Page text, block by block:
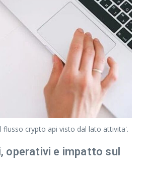
flusso crypto api visto dal lato attivita'.
operativi e impatto sul